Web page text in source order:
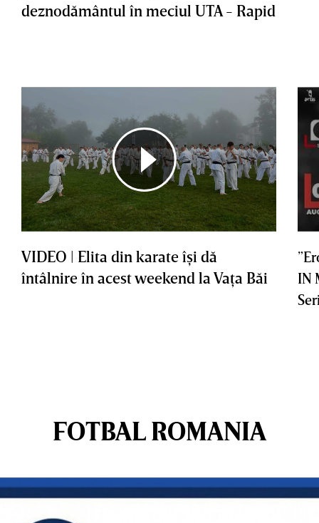
deznodământul în meciul UTA - Rapid
VIDEO | Elita din karate îşi dă
întâlnire în acest weekend la Vaţa Băi
IN
FOTBAL ROMANIA